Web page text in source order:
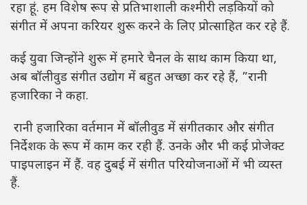
रहा हूं. हम विशेष रूप से प्रतिभाशाली कश्मीरी लड़कियों को
संगीत में अपना करियर शुरू करने के लिए प्रोत्साहित कर रहे हैं.
कई युवा जिन्होंने शुरू में हमारे चैनल के साथ काम किया था,
अब बॉलीवुड संगीत उद्योग में बहुत अच्छा कर रहे हैं, ”रानी
हजारिका ने कहा.
रानी हजारिका वर्तमान में बॉलीवुड में संगीतकार और संगीत
निर्देशक के रूप में काम कर रही हैं. उनके और भी कई प्रोजेक्ट
पाइपलाइन में हैं. वह दुबई में संगीत परियोजनाओं में भी व्यस्त
हैं.